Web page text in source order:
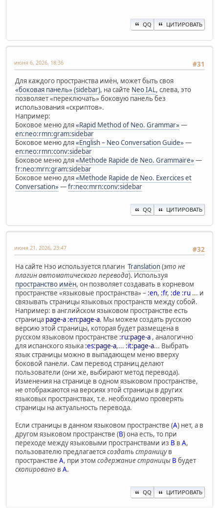
QQ ЦИТИРОВАТЬ
#31
июня 6, 2026, 18:36
Для каждого пространства имён, может быть своя
«боковая панель» (sidebar), на сайте Neo IAL, слева, это
позволяет «переключать» боковую панель без
использования «скриптов».
Например:
Боковое меню для«Rapid Method of Neo. Grammar»—
en:neo:rmn:gram:sidebar
Боковое меню для«English – Neo Conversation Guide»—
en:neo:rmn:conv:sidebar
Боковое меню для«Methode Rapide de Neo. Grammaire»—
fr:neo:mrn:gram:sidebar
Боковое меню для«Methode Rapide de Neo. Exercices et
Conversation»—fr:neo:mrn:conv:sidebar
QQ ЦИТИРОВАТЬ
#32
июня 21, 2026, 23:47
На сайте Нэо используется плагин Translation(это не
плагин автоматического перевода). Используя
пространство имён, он позволяет создавать в корневом
пространстве «языковые пространства» – :en, :fr, :de :ru ... и
связывать страницы языковых пространств между собой.
Например: в английском языковом пространстве есть
страница page-a :en:page-a. Мы можем создать русскою
версию этой страницы, которая будет размещена в
русском языковом пространстве :ru:page-a , аналогично
для испанского языка :es:page-a,... :it:page-a... Выбрать
язык страницы можно в выпадающем меню вверху
боковой панели. Сам перевод страниц делают
пользователи (они же, выбирают метод перевода).
Изменения на странице в одном языковом пространстве,
не отображаются на версиях этой страницы в других
языковых пространствах, т.е. необходимо проверять
страницы на актуальность перевода.
Если страницы в данном языковом пространстве (А) нет, а в
другом языковом пространстве (В) она есть, то при
переходе между языковыми пространствами из В в А,
пользователю предлагаетсясоздать страницув
пространстве А, при этом содержание страницы В будет
скопировано в А.
QQ ЦИТИРОВАТЬ